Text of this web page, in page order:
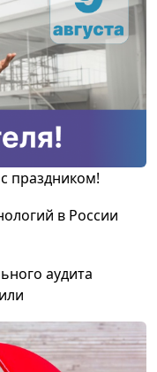
праздником!
в России
аудита